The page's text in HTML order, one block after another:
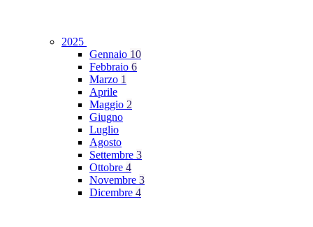
2025
Gennaio 10
Febbraio 6
Marzo 1
Aprile
Maggio 2
Giugno
Luglio
Agosto
Settembre 3
Ottobre 4
Novembre 3
Dicembre 4